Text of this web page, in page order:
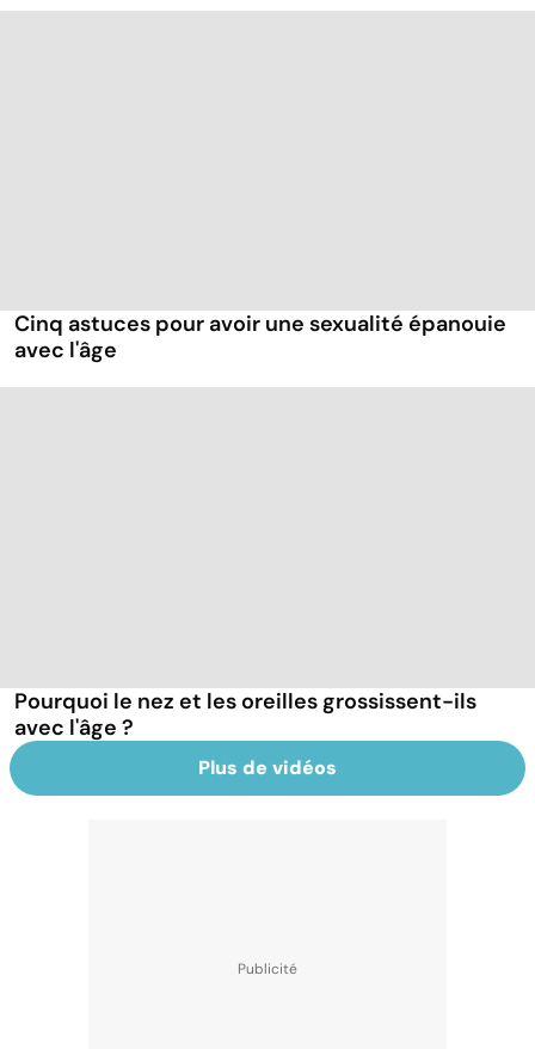
Cinq astuces pour avoir une sexualité épanouie
avec l'âge
Pourquoi le nez et les oreilles grossissent-ils
avec l'âge ?
Plus de vidéos